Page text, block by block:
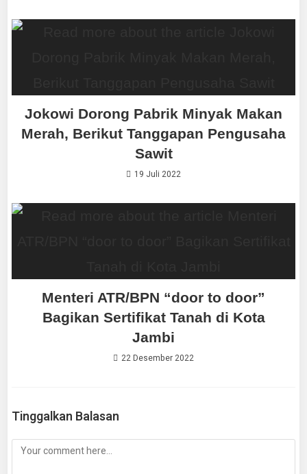
Jokowi Dorong Pabrik Minyak Makan
Merah, Berikut Tanggapan Pengusaha
Sawit
19 Juli 2022
Menteri ATR/BPN “door to door”
Bagikan Sertifikat Tanah di Kota
Jambi
22 Desember 2022
Tinggalkan Balasan